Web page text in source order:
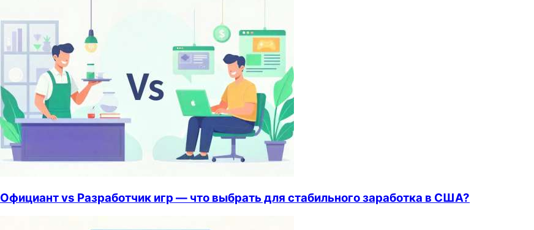
Официант vs Разработчик игр — что выбрать для стабильного заработка в США?